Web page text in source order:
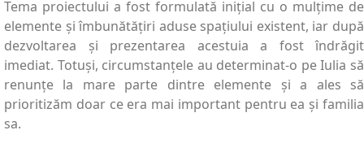
Tema proiectului a fost formulată inițial cu o mulțime de
elemente și îmbunătățiri aduse spațiului existent, iar după
dezvoltarea și prezentarea acestuia a fost îndrăgit
imediat. Totuși, circumstanțele au determinat-o pe Iulia să
renunțe la mare parte dintre elemente și a ales să
prioritizăm doar ce era mai important pentru ea și familia
sa.